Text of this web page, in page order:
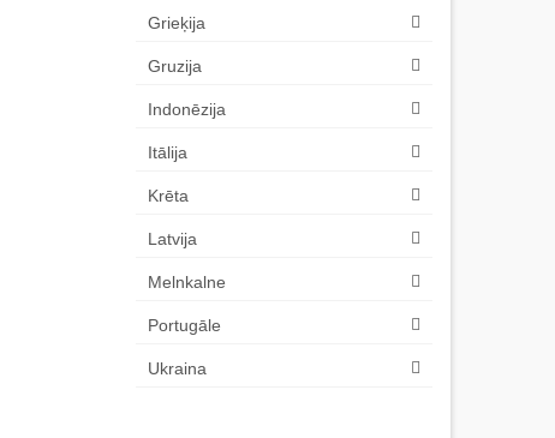
Grieķija
Gruzija
Indonēzija
Itālija
Krēta
Latvija
Melnkalne
Portugāle
Ukraina